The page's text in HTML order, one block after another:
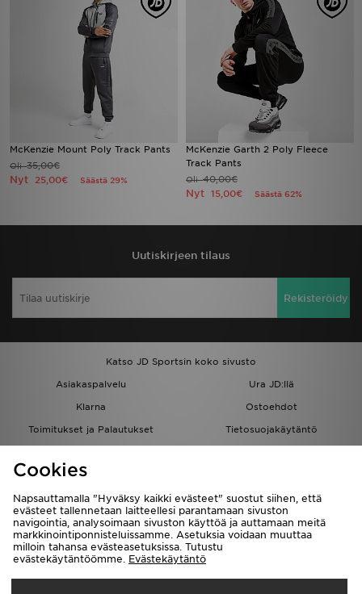
McKenzie Mount Poly Track Pants
Oli35,00€
Nyt 25,00€ Säästä 29%
McKenzie Garth 2 Poly Fleece
Track Pants
Oli40,00€
Nyt 15,00€ Säästä 62%
Uutiskirjeen tilaus
Rekisteröidy
Katso JD Sportsin koko sivusto
Asiakaspalvelu
Ura JD:llä
Klarna
Ostoehdot
Toimitukset ja Palautukset
Tietosuojakäytäntö
Löydä myymälä
Kumppanuusohjelma
JD Blog
Toimitetaan
Cookies
Napsauttamalla "Hyväksy kaikki evästeet" suostut siihen, että
evästeet tallennetaan laitteellesi parantamaan sivuston
navigointia, analysoimaan sivuston käyttöä ja auttamaan meitä
markkinointiponnisteluissamme. Asetuksia voidaan muuttaa
milloin tahansa evästeasetuksissa. Tutustu
evästekäytäntöömme. Evästekäytäntö